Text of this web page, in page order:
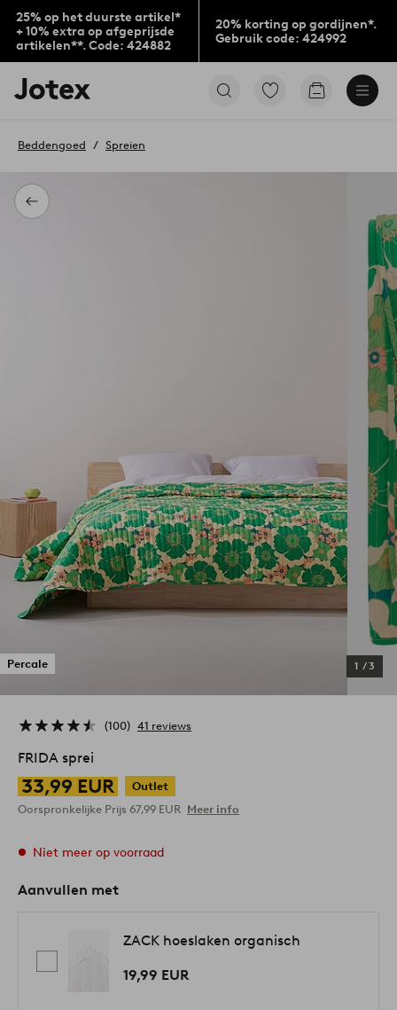
25% op het duurste artikel*
+ 10% extra op afgeprijsde
artikelen**. Code: 424882
20% korting op gordijnen*.
Gebruik code: 424992
Jotex
logo
to
home
page
Ga
Go
Terug
Beddengoed Spreien
Percale 1 /3
100 41 reviews
FRIDA sprei
33,99 EUR
Outlet
Oorspronkelijke Prijs 67,99 EUR Meer info
Niet meer op voorraad
Aanvullen met
ZACK hoeslaken organisch
19,99 EUR